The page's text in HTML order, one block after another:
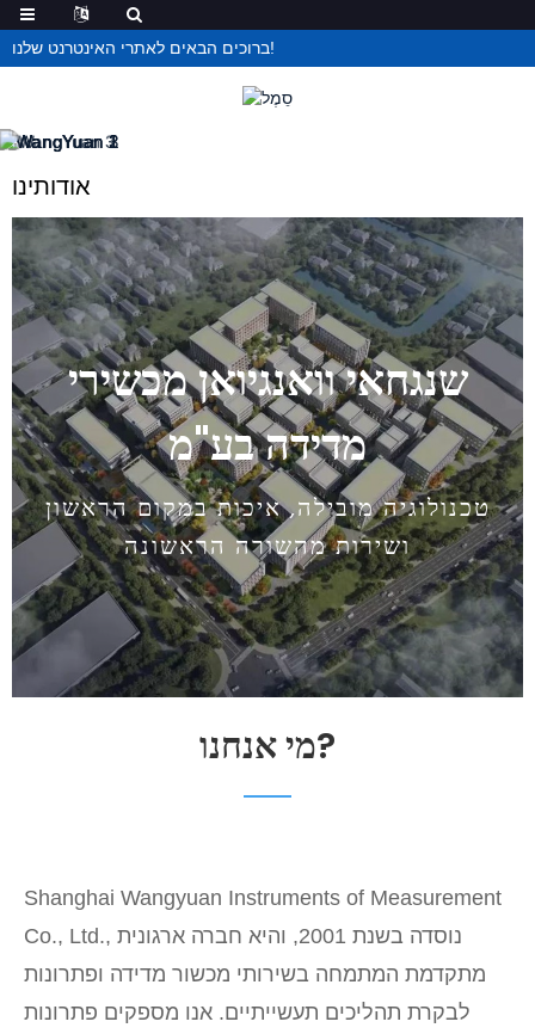
ברוכים הבאים לאתרי האינטרנט שלנו!
אודותינו
שנגחאי וואנגיואן מכשירי
מדידה בע"מ
טכנולוגיה מובילה, איכות במקום הראשון
ושירות מהשורה הראשונה
מי אנחנו?
Shanghai Wangyuan Instruments of Measurement
Co., Ltd., נוסדה בשנת 2001, והיא חברה ארגונית
מתקדמת המתמחה בשירותי מכשור מדידה ופתרונות
לבקרת תהליכים תעשייתיים. אנו מספקים פתרונות